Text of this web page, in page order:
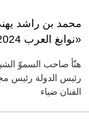
محمد بن راشد
«نوابغ العرب 2024»
هنّأ صاحب السموّ
رئيس الدولة رئيس
الفنان ضياء